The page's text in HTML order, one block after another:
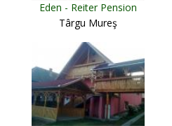
Eden - Reiter Pension
Târgu Mureş